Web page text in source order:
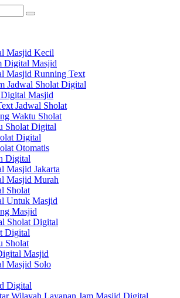
Masjid Kecil
Digital Masjid
Masjid Running Text
Jadwal Sholat Digital
Masjid
Jadwal Sholat
Waktu Sholat
Sholat Digital
Digital
Otomatis
Digital
Masjid Jakarta
Masjid Murah
Sholat
Untuk Masjid
Masjid
Sholat Digital
Digital
Sholat
Masjid
Masjid Solo
Digital
Wilayah Layanan Jam Masjid Digital